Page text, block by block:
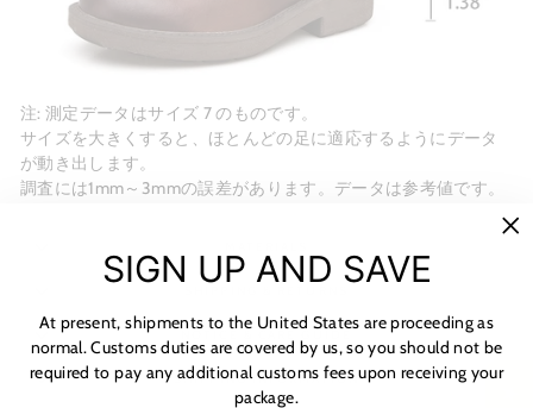
注: 測定データはサイズ 7 のものです。
サイズを大きくすると、ほとんどの足に適応するようにデータ
が動き出します。
調査には1mm～3mmの誤差があります。データは参考値です。
SHIPPING INFORMATION
SIGN UP AND SAVE
At present, shipments to the United States are proceeding as
normal. Customs duties are covered by us, so you should not be
required to pay any additional customs fees upon receiving your
package.